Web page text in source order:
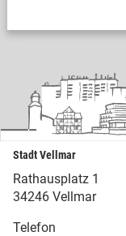
Stadt Vellmar
Rathausplatz 1
34246 Vellmar
Telefon